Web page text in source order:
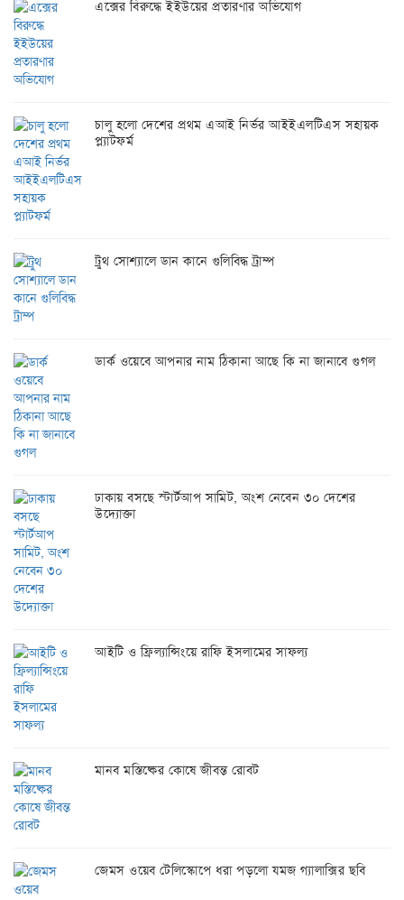
এক্সের বিরুদ্ধে ইইউয়ের প্রতারণার অভিযোগ
চালু হলো দেশের প্রথম এআই নির্ভর আইইএলটিএস সহায়ক
প্ল্যাটফর্ম
ট্রুথ সোশ্যালে ডান কানে গুলিবিদ্ধ ট্রাম্প
ডার্ক ওয়েবে আপনার নাম ঠিকানা আছে কি না জানাবে গুগল
ঢাকায় বসছে স্টার্টআপ সামিট, অংশ নেবেন ৩০ দেশের
উদ্যোক্তা
আইটি ও ফ্রিল্যান্সিংয়ে রাফি ইসলামের সাফল্য
মানব মস্তিষ্কের কোষে জীবন্ত রোবট
জেমস ওয়েব টেলিস্কোপে ধরা পড়লো যমজ গ্যালাক্সির ছবি